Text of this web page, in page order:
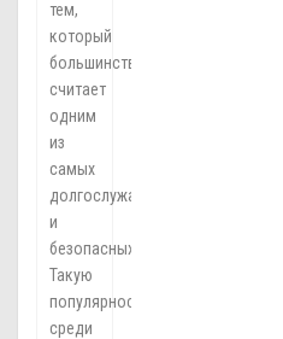
тем,
который
большинство
считает
одним
из
самых
долгослужащих
и
безопасных.
Такую
популярность
среди